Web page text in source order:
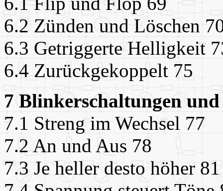
6.2 Zünden und Löschen
6.3 Getriggerte Helligkeit
6.4 Zurückgekoppelt 75
7 Blinkerschaltungen
7.1 Streng im Wechsel 77
7.2 An und Aus 78
7.3 Je heller desto höher 81